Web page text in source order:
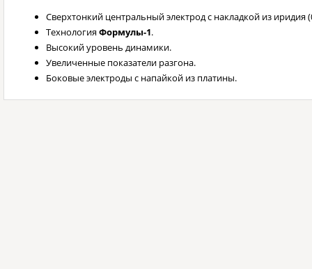
Сверхтонкий центральный электрод с накладкой из иридия
ТехнологияФормулы-1.
Высокий уровень динамики.
Увеличенные показатели разгона.
Боковые электроды с напайкой из платины.